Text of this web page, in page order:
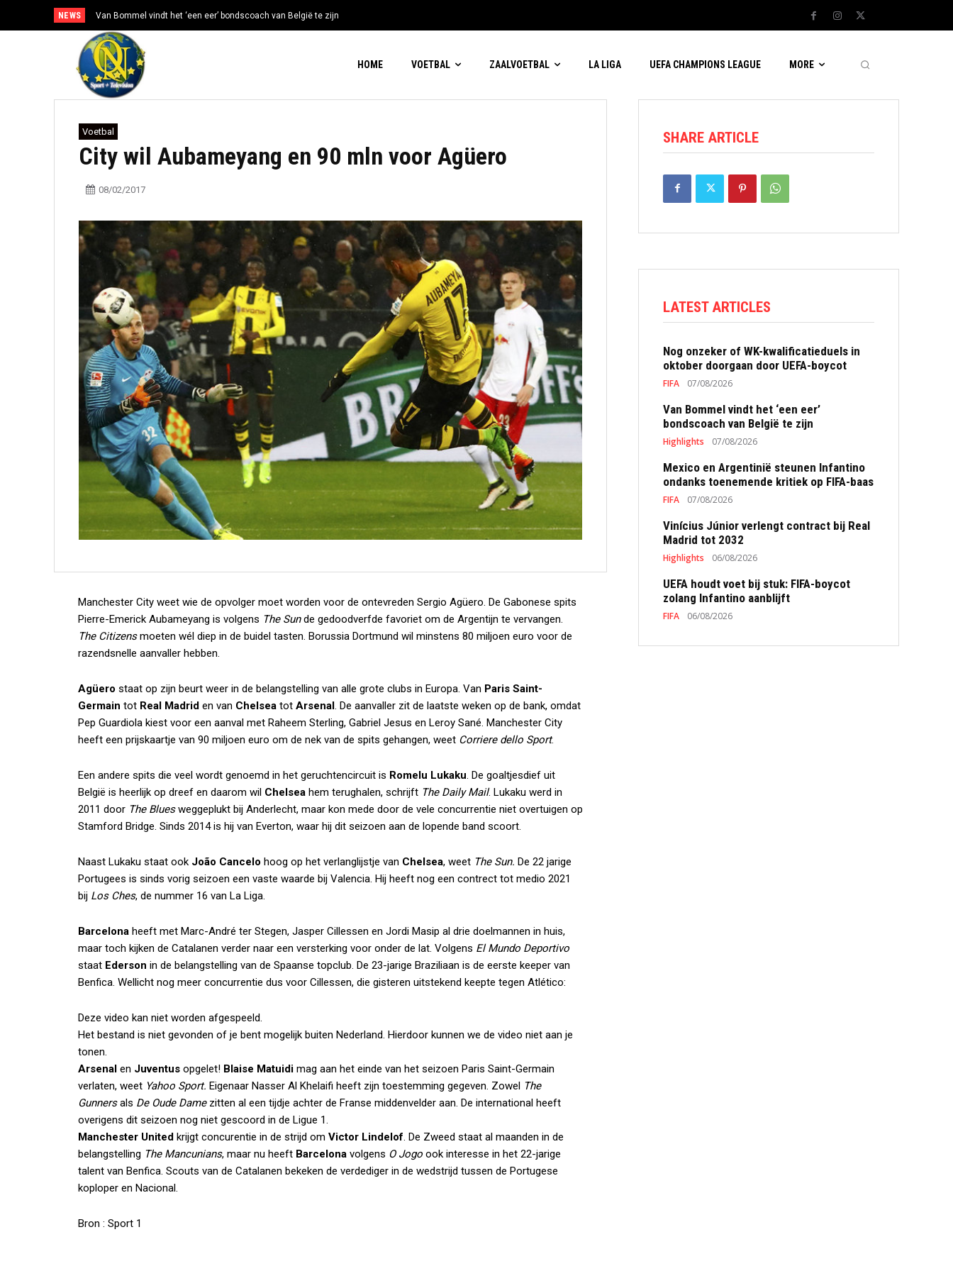
NEWS Van Bommel vindt het ‘een eer’ bondscoach van België te zijn
HOME VOETBAL ZAALVOETBAL LA LIGA UEFA CHAMPIONS LEAGUE MORE
Voetbal
City wil Aubameyang en 90 mln voor Agüero
08/02/2017
Manchester City weet wie de opvolger moet worden voor de ontevreden Sergio Agüero. De Gabonese spits
Pierre-Emerick Aubameyang is volgens The Sunde gedoodverfde favoriet om de Argentijn te vervangen.
The Citizensmoeten wél diep in de buidel tasten. Borussia Dortmund wil minstens 80 miljoen euro voor de
razendsnelle aanvaller hebben.
Agüero staat op zijn beurt weer in de belangstelling van alle grote clubs in Europa. Van Paris Saint-
Germain tot Real Madrid en van Chelsea tot Arsenal. De aanvaller zit de laatste weken op de bank, omdat
Pep Guardiola kiest voor een aanval met Raheem Sterling, Gabriel Jesus en Leroy Sané. Manchester City
heeft een prijskaartje van 90 miljoen euro om de nek van de spits gehangen, weet Corriere dello Sport.
Een andere spits die veel wordt genoemd in het geruchtencircuit is Romelu Lukaku. De goaltjesdief uit
België is heerlijk op dreef en daarom wil Chelsea hem terughalen, schrijft The Daily Mail. Lukaku werd in
2011 door The Bluesweggeplukt bij Anderlecht, maar kon mede door de vele concurrentie niet overtuigen op
Stamford Bridge. Sinds 2014 is hij van Everton, waar hij dit seizoen aan de lopende band scoort.
Naast Lukaku staat ook João Cancelo hoog op het verlanglijstje van Chelsea, weet The Sun. De 22 jarige
Portugees is sinds vorig seizoen een vaste waarde bij Valencia. Hij heeft nog een contrect tot medio 2021
bij Los Ches, de nummer 16 van La Liga.
Barcelona heeft met Marc-André ter Stegen, Jasper Cillessen en Jordi Masip al drie doelmannen in huis,
maar toch kijken de Catalanen verder naar een versterking voor onder de lat. Volgens El Mundo Deportivo
staat Ederson in de belangstelling van de Spaanse topclub. De 23-jarige Braziliaan is de eerste keeper van
Benfica. Wellicht nog meer concurrentie dus voor Cillessen, die gisteren uitstekend keepte tegen Atlético:
Deze video kan niet worden afgespeeld.
Het bestand is niet gevonden of je bent mogelijk buiten Nederland. Hierdoor kunnen we de video niet aan je
tonen.
Arsenal en Juventus opgelet! Blaise Matuidi mag aan het einde van het seizoen Paris Saint-Germain
verlaten, weet Yahoo Sport. Eigenaar Nasser Al Khelaifi heeft zijn toestemming gegeven. Zowel The
Gunnersals De Oude Damezitten al een tijdje achter de Franse middenvelder aan. De international heeft
overigens dit seizoen nog niet gescoord in de Ligue 1.
Manchester United krijgt concurentie in de strijd om Victor Lindelof. De Zweed staat al maanden in de
belangstelling The Mancunians, maar nu heeft Barcelona volgens O Jogo ook interesse in het 22-jarige
talent van Benfica. Scouts van de Catalanen bekeken de verdediger in de wedstrijd tussen de Portugese
koploper en Nacional.
Bron : Sport 1
SHARE ARTICLE
LATEST ARTICLES
Nog onzeker of WK-kwalificatieduels in
oktober doorgaan door UEFA-boycot
FIFA 07/08/2026
Van Bommel vindt het ‘een eer’
bondscoach van België te zijn
Highlights 07/08/2026
Mexico en Argentinië steunen Infantino
ondanks toenemende kritiek op FIFA-baas
FIFA 07/08/2026
Vinícius Júnior verlengt contract bij Real
Madrid tot 2032
Highlights 06/08/2026
UEFA houdt voet bij stuk: FIFA-boycot
zolang Infantino aanblijft
FIFA 06/08/2026